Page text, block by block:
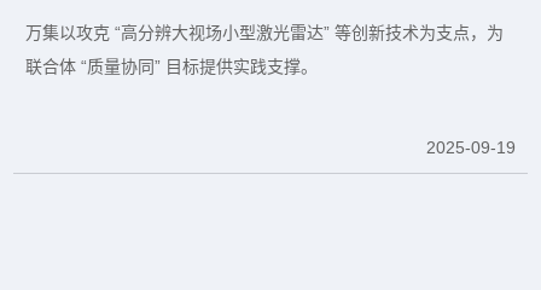
万集以攻克 “高分辨大视场小型激光雷达” 等创新技术为支点，为
联合体 “质量协同” 目标提供实践支撑。
2025-09-19